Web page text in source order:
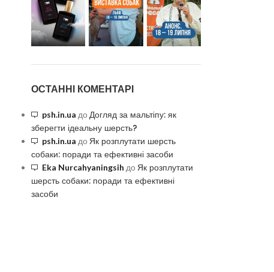
ОСТАННІ КОМЕНТАРІ
psh.in.ua до Догляд за мальтіпу: як
зберегти ідеальну шерсть?
psh.in.ua до Як розплутати шерсть
собаки: поради та ефективні засоби
Eka Nurcahyaningsih до Як розплутати
шерсть собаки: поради та ефективні
засоби